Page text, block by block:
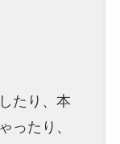
たり、本
ったり、